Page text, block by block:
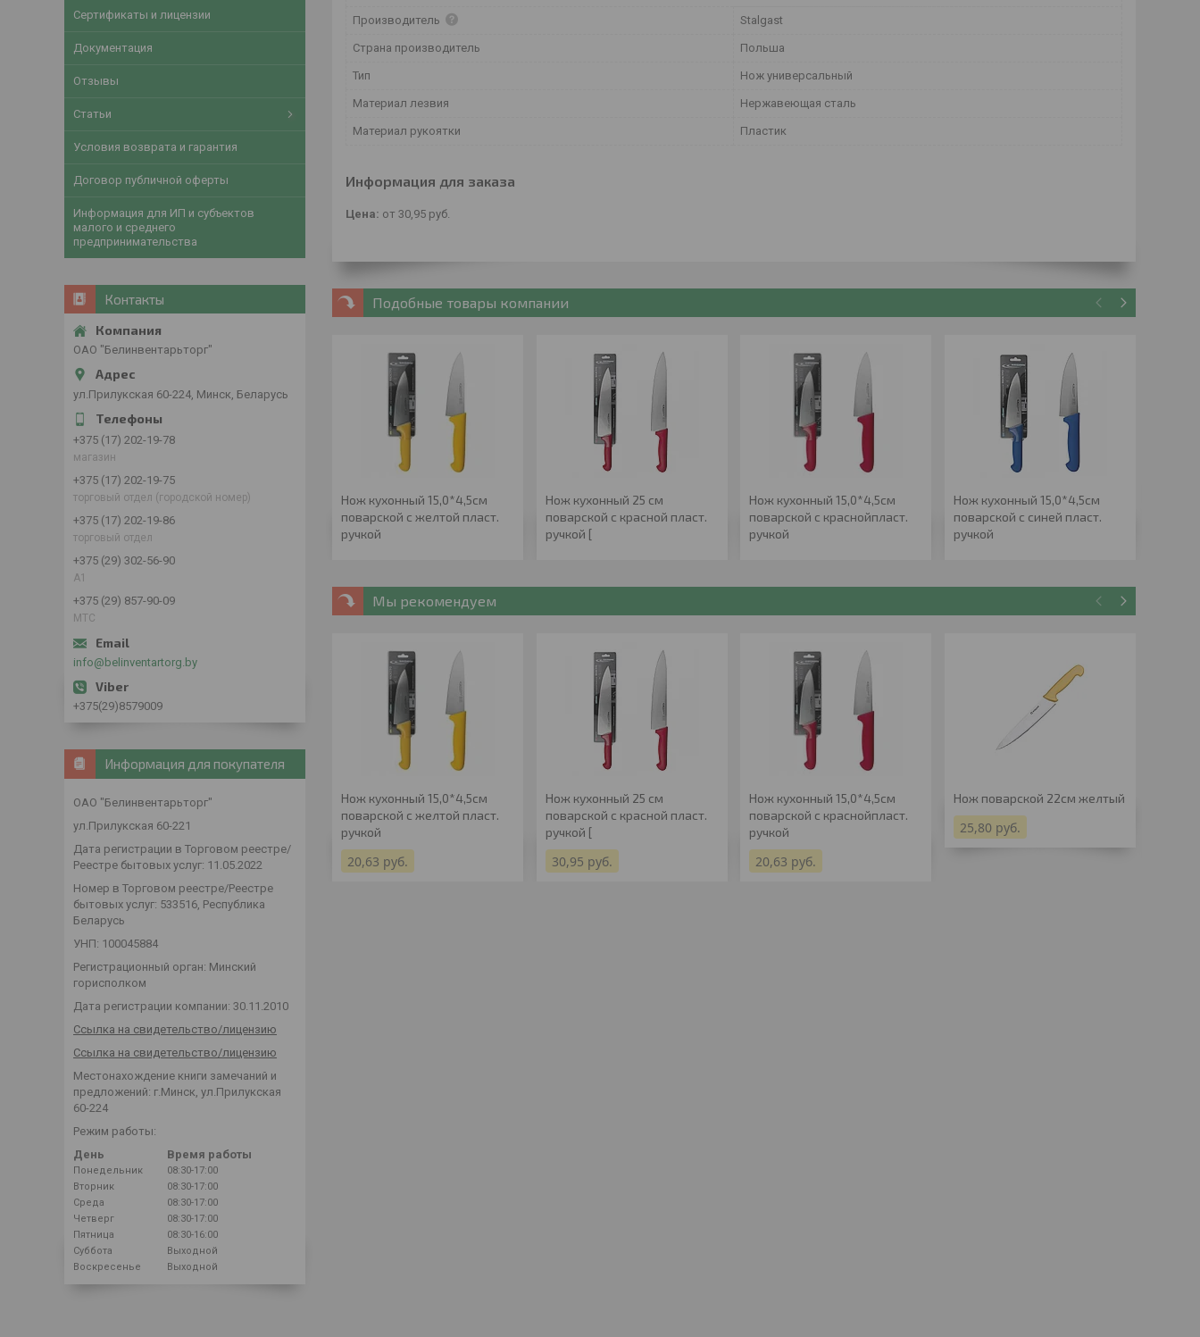
Производитель Stalgast
Страна производитель Польша
Тип Нож универсальный
Материал лезвия Нержавеющая сталь
Материал рукоятки Пластик
Информация для заказа
Цена: от 30,95 руб.
Подобные товары компании
Нож кухонный 15,0*4,5см
поварской с желтой пласт.
ручкой
Нож кухонный 25 см
поварской с красной пласт.
ручкой [
Нож кухонный 15,0*4,5см
поварской с краснойпласт.
ручкой
Нож кухонный 15,0*4,5см
поварской с синей пласт.
ручкой
Мы рекомендуем
Нож кухонный 15,0*4,5см
поварской с желтой пласт.
ручкой
20,63 руб.
Нож кухонный 25 см
поварской с красной пласт.
ручкой [
30,95 руб.
Нож кухонный 15,0*4,5см
поварской с краснойпласт.
ручкой
20,63 руб.
Нож поварской 22см желтый
25,80 руб.
Сертификаты и лицензии
Документация
Отзывы
Статьи
Условия возврата и гарантия
Договор публичной оферты
Информация для ИП и субъектов
малого и среднего
предпринимательства
Контакты
ОАО "Белинвентарьторг"
ул.Прилукская 60-224, Минск, Беларусь
+375 (17) 202-19-78
магазин
+375 (17) 202-19-75
торговый отдел (городской номер)
+375 (17) 202-19-86
торговый отдел
+375 (29) 302-56-90
А1
+375 (29) 857-90-09
МТС
info@belinventartorg.by
+375(29)8579009
Информация для покупателя
ОАО "Белинвентарьторг"
ул.Прилукская 60-221
Дата регистрации в Торговом реестре/
Реестре бытовых услуг: 11.05.2022
Номер в Торговом реестре/Реестре
бытовых услуг: 533516, Республика
Беларусь
УНП: 100045884
Регистрационный орган: Минский
горисполком
Дата регистрации компании: 30.11.2010
Ссылка на свидетельство/лицензию
Ссылка на свидетельство/лицензию
Местонахождение книги замечаний и
предложений: г.Минск, ул.Прилукская
60-224
Режим работы:
День
Время работы
Понедельник
08:30-17:00
Вторник
08:30-17:00
Среда
08:30-17:00
Четверг
08:30-17:00
Пятница
08:30-16:00
Суббота
Выходной
Воскресенье
Выходной